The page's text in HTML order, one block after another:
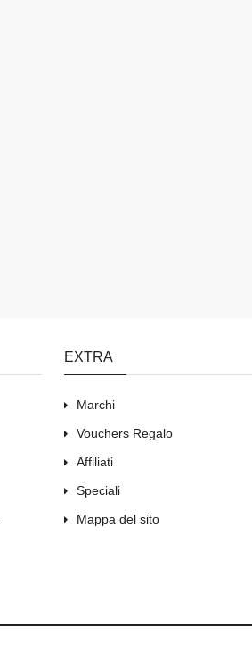
EXTRA
Marchi
Vouchers Regalo
Affiliati
Speciali
Mappa del sito